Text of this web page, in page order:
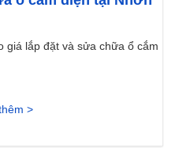
giá lắp đặt và sửa chữa ổ cắm
>